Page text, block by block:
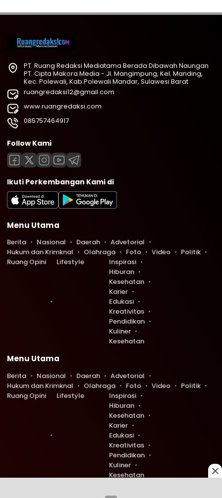
PT. Ruang Redaksi Mediatama Berada Dibawah Naungan
PT. Cipta Makora Media - Jl. Mangimpung, Kel. Manding,
Kec. Polewali, Kab.Polewali Mandar, Sulawesi Barat
ruangredaksi12@gmail.com
www.ruangredaksi.com
085757464917
Follow Kami
Ikuti Perkembangan Kami di
Menu Utama
Berita Nasional Daerah
Advetorial
Hukum dan Krimknal
Olahraga Foto Video
Politik
Ruang Opini
Lifestyle
Inspirasi
Hiburan
Kesehatan
Karier
Edukasi
Kreativitas
Pendidikan
Kuliner
Kesehatan
Menu Utama
Berita Nasional Daerah
Advetorial
Hukum dan Krimknal
Olahraga Foto Video
Politik
Ruang Opini
Lifestyle
Inspirasi
Hiburan
Kesehatan
Karier
Edukasi
Kreativitas
Pendidikan
Kuliner
Kesehatan